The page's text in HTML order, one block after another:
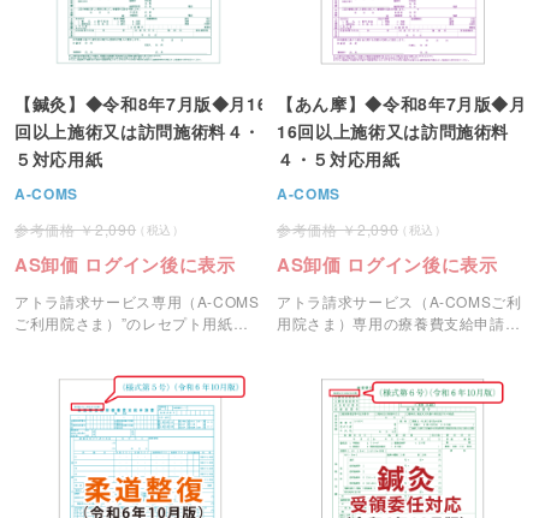
【鍼灸】◆令和8年7月版◆月16
回以上施術又は訪問施術料４・
５対応用紙
A-COMS
2,090
AS卸価 ログイン後に表示
アトラ請求サービス専用（A-COMS
ご利用院さま）”のレセプト用紙で
【あん摩】◆令和8年7月版◆月
16回以上施術又は訪問施術料
４・５対応用紙
A-COMS
2,090
AS卸価 ログイン後に表示
アトラ請求サービス（A-COMSご利
用院さま）専用の療養費支給申請書